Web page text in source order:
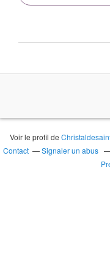
Voir le profil de
Contact
Signaler un abus